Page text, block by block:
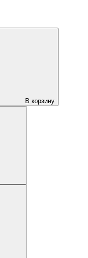
В корзину